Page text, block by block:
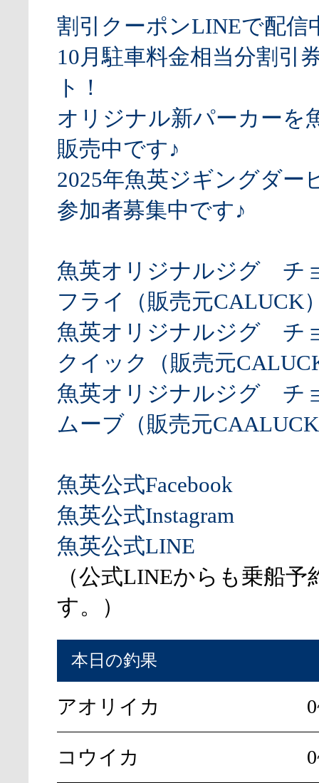
割引クーポンLINEで配信
10月駐車料金相当分割引
ト！
オリジナル新パーカーを
販売中です♪
2025年魚英ジギングダー
参加者募集中です♪
魚英オリジナルジグ チ
フライ（販売元CALUCK
魚英オリジナルジグ チ
クイック（販売元
魚英オリジナルジグ チ
ムーブ（販売元
魚英公式Facebook
魚英公式Instagram
魚英公式LINE
（公式LINEからも乗船予
す。）
本日の釣果
アオリイカ
コウイカ